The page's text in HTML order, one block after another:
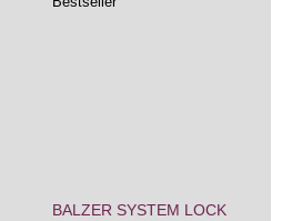
BALZER SYSTEM LOCK